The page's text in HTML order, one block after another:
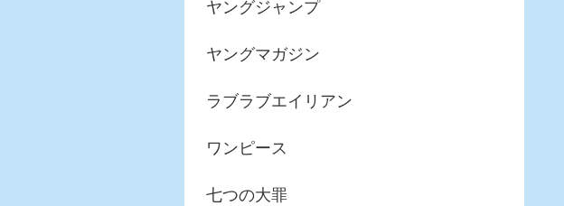
ヤングジャンプ
ヤングマガジン
ラブラブエイリアン
ワンピース
七つの大罪